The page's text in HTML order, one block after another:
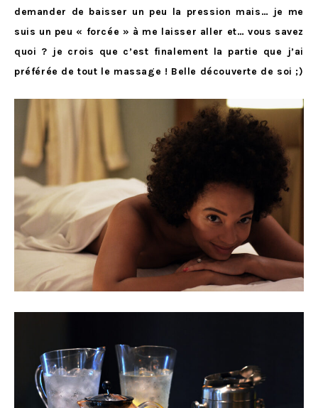
demander de baisser un peu la pression mais… je me
suis un peu « forcée » à me laisser aller et… vous savez
quoi ? je crois que c’est finalement la partie que j’ai
préférée de tout le massage ! Belle découverte de soi ;)